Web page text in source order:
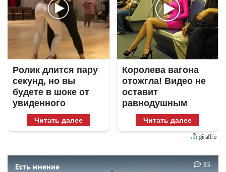
Ролик длится пару
секунд, но вы
будете в шоке от
увиденного
Читать далее
Королева вагона
отожгла! Видео не
оставит
равнодушным
Читать далее
Есть мнение 35